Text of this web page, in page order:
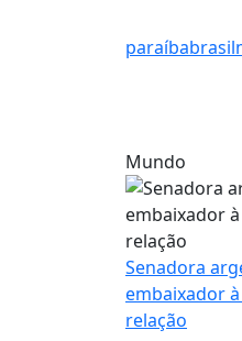
paraíbabrasil
Mundo
Senadora
embaixador
relação